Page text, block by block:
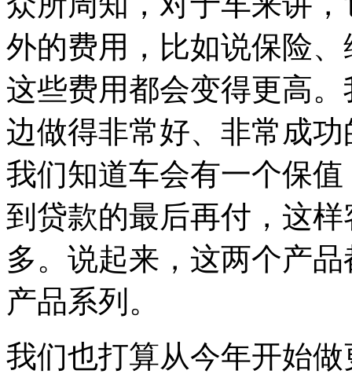
外的费用，比如说保险、
这些费用都会变得更高
边做得非常好、非常成
我们知道车会有一个保
到贷款的最后再付，这
多。说起来，这两个产
产品系列。
我们也打算从今年开始